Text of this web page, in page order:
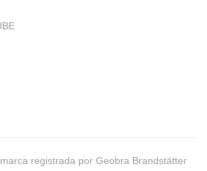
registrada por Geobra Brandstätter